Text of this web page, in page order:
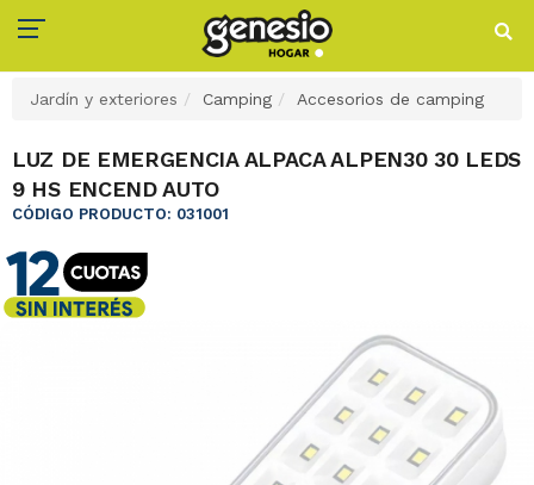
Jardín y exteriores Camping Accesorios de camping
LUZ DE EMERGENCIA ALPACA ALPEN30 30 LEDS
9 HS ENCEND AUTO
CÓDIGO PRODUCTO: 031001